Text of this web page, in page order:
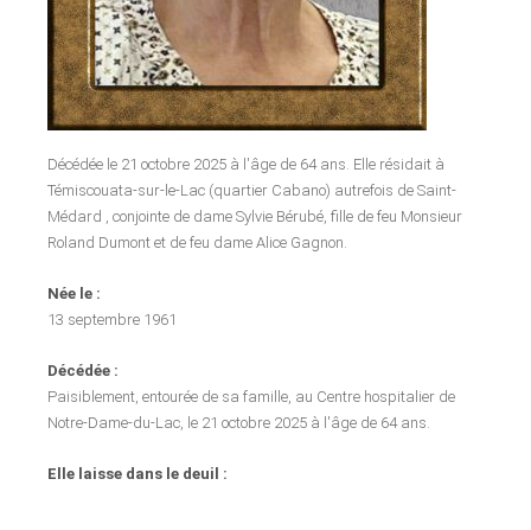
Décédée le 21 octobre 2025 à l'âge de 64 ans. Elle résidait à
Témiscouata-sur-le-Lac (quartier Cabano) autrefois de Saint-
Médard , conjointe de dame Sylvie Bérubé, fille de feu Monsieur
Roland Dumont et de feu dame Alice Gagnon.
Née le :
13 septembre 1961
Décédée :
Paisiblement, entourée de sa famille, au Centre hospitalier de
Notre-Dame-du-Lac, le 21 octobre 2025 à l'âge de 64 ans.
Elle laisse dans le deuil :